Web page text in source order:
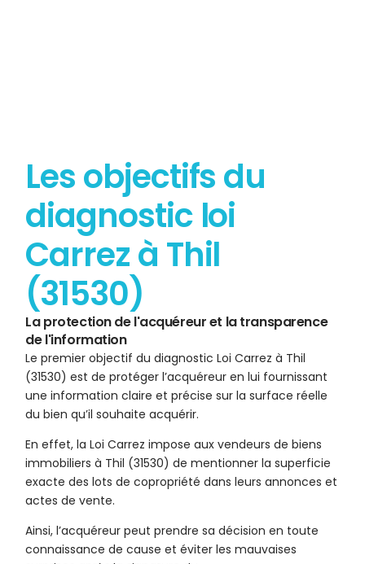
Les objectifs du
diagnostic loi
Carrez à Thil
(31530)
La protection de l'acquéreur et la transparence
de l'information
Le premier objectif du diagnostic Loi Carrez à Thil
(31530) est de protéger l’acquéreur en lui fournissant
une information claire et précise sur la surface réelle
du bien qu’il souhaite acquérir.
En effet, la Loi Carrez impose aux vendeurs de biens
immobiliers à Thil (31530) de mentionner la superficie
exacte des lots de copropriété dans leurs annonces et
actes de vente.
Ainsi, l’acquéreur peut prendre sa décision en toute
connaissance de cause et éviter les mauvaises